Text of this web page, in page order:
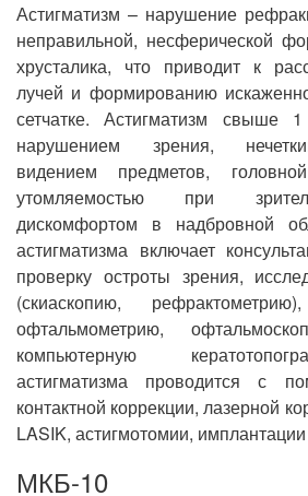
Астигматизм – нарушение
неправильной, несферической
хрусталика, что приводит к
лучей и формированию
сетчатке. Астигматизм свыше
нарушением зрения,
видением предметов,
утомляемостью при
дискомфортом в надбровной
астигматизма включает
проверку остроты зрения,
(скиаскопию,
офтальмометрию,
компьютерную
астигматизма проводится с
контактной коррекции, лазерной
LASIK, астигмотомии,
МКБ-10